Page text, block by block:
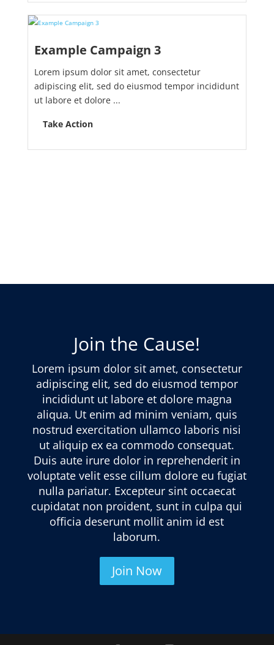
Example Campaign 3
Lorem ipsum dolor sit amet, consectetur
adipiscing elit, sed do eiusmod tempor incididunt
ut labore et dolore ...
Take Action
Join the Cause!
Lorem ipsum dolor sit amet, consectetur
adipiscing elit, sed do eiusmod tempor
incididunt ut labore et dolore magna
aliqua. Ut enim ad minim veniam, quis
nostrud exercitation ullamco laboris nisi
ut aliquip ex ea commodo consequat.
Duis aute irure dolor in reprehenderit in
voluptate velit esse cillum dolore eu fugiat
nulla pariatur. Excepteur sint occaecat
cupidatat non proident, sunt in culpa qui
officia deserunt mollit anim id est
laborum.
Join Now